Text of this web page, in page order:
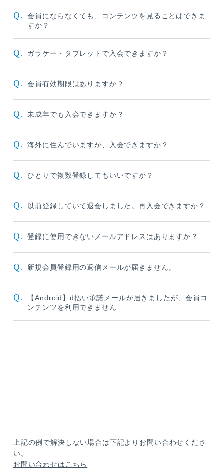
Q.
会員にならなくても、コンテンツを見ることはできま
すか？
Q. ガラケー・タブレットで入会できますか？
Q. 会員有効期限はありますか？
Q. 未成年でも入会できますか？
Q. 海外に住んでいますが、入会できますか？
Q. ひとりで複数登録してもいいですか？
Q. 以前登録していて退会しました。再入会できますか？
Q. 登録に使用できないメールアドレスはありますか？
Q. 新規会員登録用の返信メールが届きません。
Q.
【Android】d払い承諾メールが届きましたが、会員コ
ンテンツを利用できません
上記の例で解決しない場合は下記よりお問い合わせくださ
い。
お問い合わせはこちら